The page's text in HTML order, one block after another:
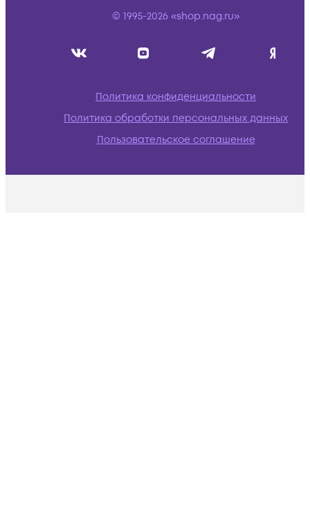
© 1995-2026 «shop.nag.ru»
Политика конфиденциальности
Политика обработки персональных данных
Пользовательское соглашение